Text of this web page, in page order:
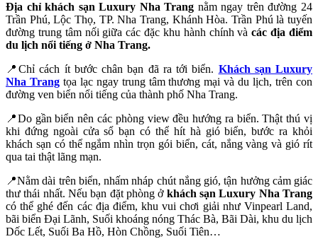
Địa chỉ khách sạn Luxury Nha Trang nằm ngay trên đường 24
Trần Phú, Lộc Thọ, TP. Nha Trang, Khánh Hòa. Trần Phú là tuyến
đường trung tâm nối giữa các đặc khu hành chính vàcác địa điểm
du lịch nổi tiếng ở Nha Trang.
📍Chỉ cách ít bước chân bạn đã ra tới biển. Khách sạn Luxury
Nha Trangtọa lạc ngay trung tâm thương mại và du lịch, trên con
đường ven biển nổi tiếng của thành phố Nha Trang.
📍Do gần biển nên các phòng view đều hướng ra biển. Thật thú vị
khi đứng ngoài cửa sổ bạn có thể hít hà gió biển, bước ra khỏi
khách sạn có thể ngắm nhìn trọn gói biển, cát, nắng vàng và gió rít
qua tai thật lãng mạn.
📍Nằm dài trên biển, nhấm nháp chút nắng gió, tận hưởng cảm giác
thư thái nhất. Nếu bạn đặt phòng ở khách sạn Luxury Nha Trang
có thể ghé đến các địa điểm, khu vui chơi giải như Vinpearl Land,
bãi biển Đại Lãnh, Suối khoáng nóng Thác Bà, Bãi Dài, khu du lịch
Dốc Lết, Suối Ba Hồ, Hòn Chồng, Suối Tiên…